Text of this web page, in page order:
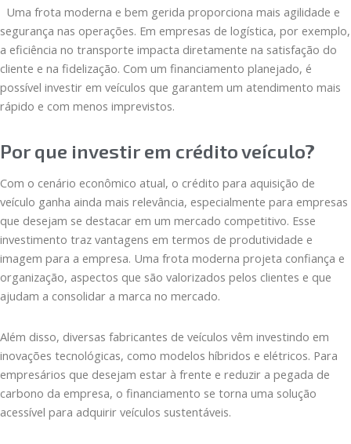
Uma frota moderna e bem gerida proporciona mais agilidade e
segurança nas operações. Em empresas de logística, por exemplo,
a eficiência no transporte impacta diretamente na satisfação do
cliente e na fidelização. Com um financiamento planejado, é
possível investir em veículos que garantem um atendimento mais
rápido e com menos imprevistos.
Por que investir em crédito veículo?
Com o cenário econômico atual, o crédito para aquisição de
veículo ganha ainda mais relevância, especialmente para empresas
que desejam se destacar em um mercado competitivo. Esse
investimento traz vantagens em termos de produtividade e
imagem para a empresa. Uma frota moderna projeta confiança e
organização, aspectos que são valorizados pelos clientes e que
ajudam a consolidar a marca no mercado.
Além disso, diversas fabricantes de veículos vêm investindo em
inovações tecnológicas, como modelos híbridos e elétricos. Para
empresários que desejam estar à frente e reduzir a pegada de
carbono da empresa, o financiamento se torna uma solução
acessível para adquirir veículos sustentáveis.